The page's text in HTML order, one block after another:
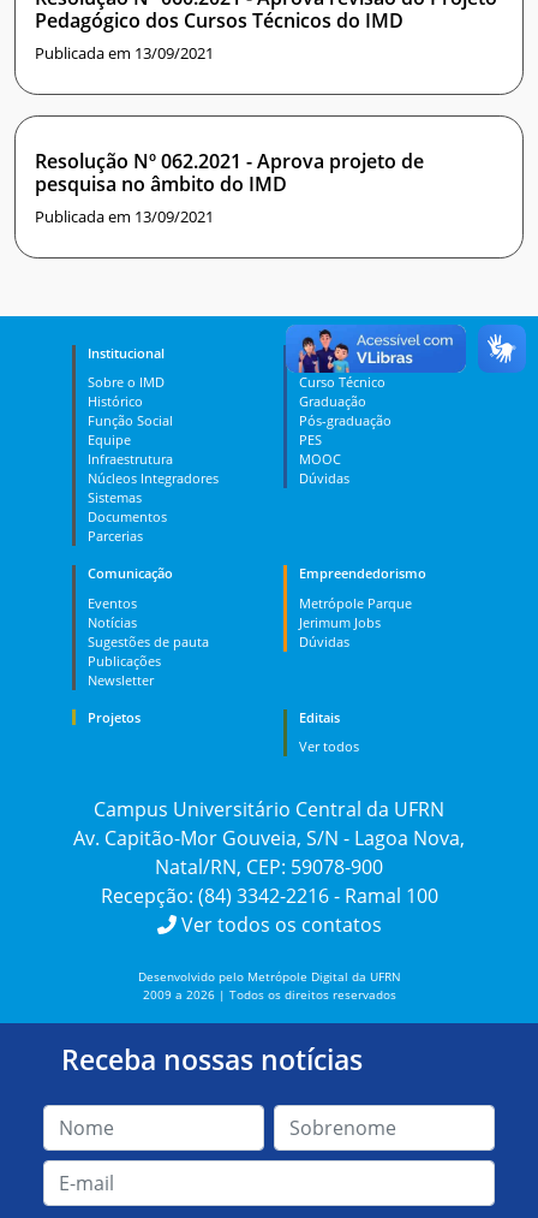
Pedagógico dos Cursos Técnicos do IMD
Publicada em 13/09/2021
Resolução Nº 062.2021 - Aprova projeto de
pesquisa no âmbito do IMD
Publicada em 13/09/2021
Institucional
Sobre o IMD
Histórico
Função Social
Equipe
Infraestrutura
Núcleos Integradores
Sistemas
Documentos
Parcerias
Ensino
Curso Técnico
Graduação
Pós-graduação
PES
MOOC
Dúvidas
Comunicação
Eventos
Notícias
Sugestões de pauta
Publicações
Newsletter
Empreendedorismo
Metrópole Parque
Jerimum Jobs
Dúvidas
Projetos
Editais
Ver todos
Campus Universitário Central da UFRN
Av. Capitão-Mor Gouveia, S/N - Lagoa Nova,
Natal/RN, CEP: 59078-900
Recepção: (84) 3342-2216 - Ramal 100
Ver todos os contatos
Desenvolvido pelo Metrópole Digital da UFRN
2009 a 2026 | Todos os direitos reservados
Receba nossas notícias